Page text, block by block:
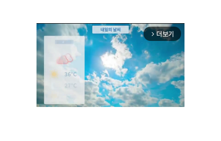
arrow_forward_ios 더보기